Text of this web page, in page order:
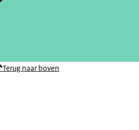
Terug naar boven